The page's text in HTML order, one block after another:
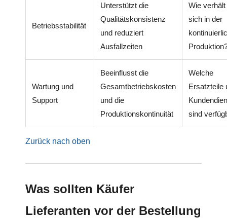
Betriebsstabilität
Unterstützt die
Qualitätskonsistenz
und reduziert
Ausfallzeiten
Wie
sich in der
Wartung und
Support
Beeinflusst die
Gesamtbetriebskosten
und die
Produktionskontinuität
Welche
Ersatzteile
sind
Zurück nach oben
Was sollten Käufer
Lieferanten vor der Bestellung